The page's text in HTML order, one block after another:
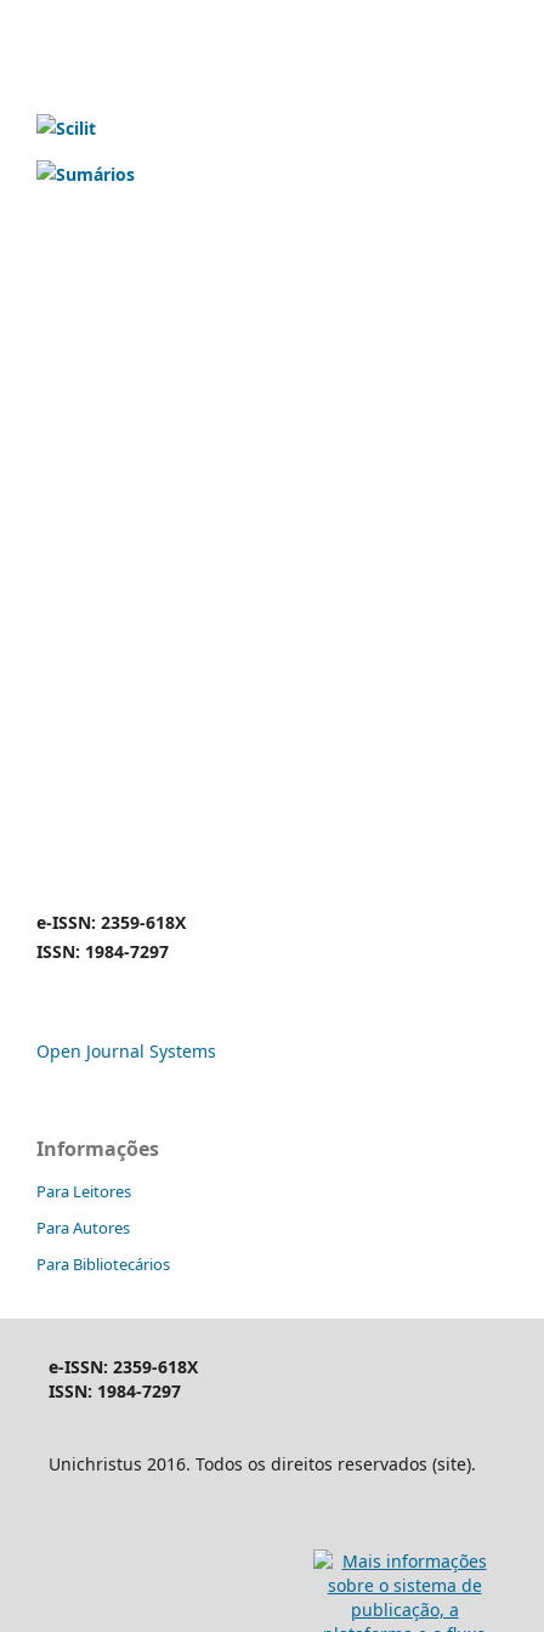
e-ISSN: 2359-618X
ISSN: 1984-7297
Open Journal Systems
Informações
Para Leitores
Para Autores
Para Bibliotecários
e-ISSN: 2359-618X
ISSN: 1984-7297
Unichristus 2016. Todos os direitos reservados (site).